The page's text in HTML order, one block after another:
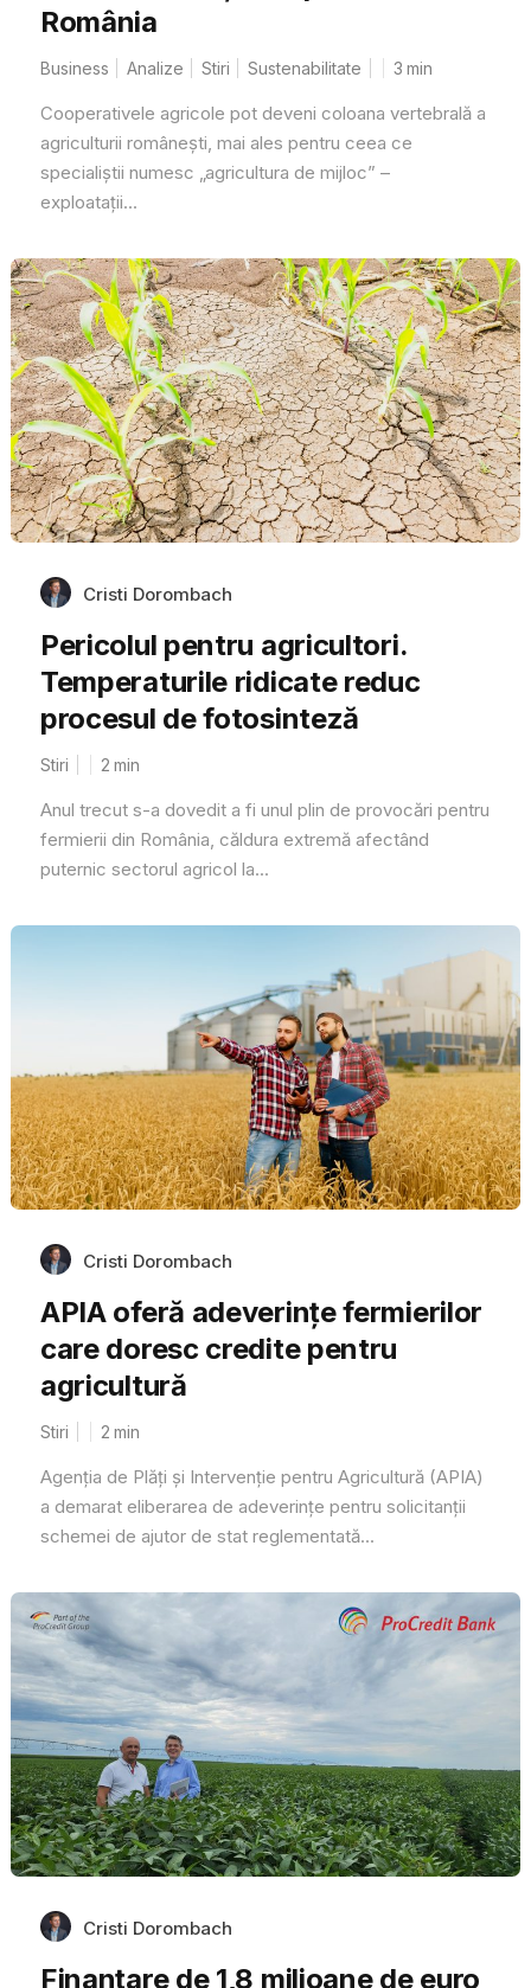
România
Business Analize Stiri Sustenabilitate 3 min
Cooperativele agricole pot deveni coloana vertebrală a
agriculturii românești, mai ales pentru ceea ce
specialiștii numesc „agricultura de mijloc” –
exploatații...
Cristi Dorombach
Pericolul pentru agricultori.
Temperaturile ridicate reduc
procesul de fotosinteză
Stiri 2 min
Anul trecut s-a dovedit a fi unul plin de provocări pentru
fermierii din România, căldura extremă afectând
puternic sectorul agricol la...
Cristi Dorombach
APIA oferă adeverințe fermierilor
care doresc credite pentru
agricultură
Stiri 2 min
Agenția de Plăți și Intervenție pentru Agricultură (APIA)
a demarat eliberarea de adeverințe pentru solicitanții
schemei de ajutor de stat reglementată...
Cristi Dorombach
Finanțare de 1,8 milioane de euro